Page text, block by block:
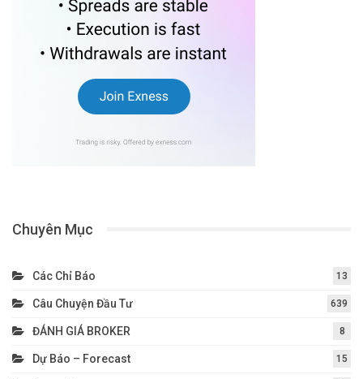
Chuyên Mục
Các Chỉ Báo 13
Câu Chuyện Đầu Tư 639
ĐÁNH GIÁ BROKER 8
Dự Báo – Forecast 15